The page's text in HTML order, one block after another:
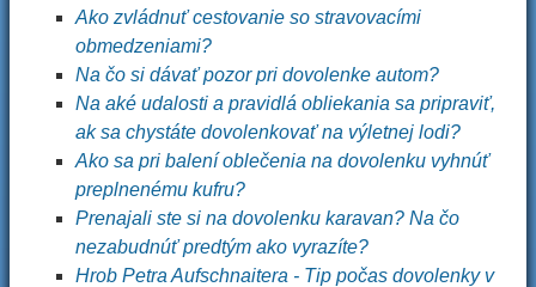
Ako zvládnuť cestovanie so stravovacími
obmedzeniami?
Na čo si dávať pozor pri dovolenke autom?
Na aké udalosti a pravidlá obliekania sa pripraviť,
ak sa chystáte dovolenkovať na výletnej lodi?
Ako sa pri balení oblečenia na dovolenku vyhnúť
preplnenému kufru?
Prenajali ste si na dovolenku karavan? Na čo
nezabudnúť predtým ako vyrazíte?
Hrob Petra Aufschnaitera - Tip počas dovolenky v